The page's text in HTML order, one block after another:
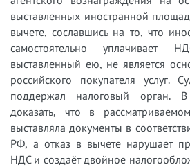
выставленных иностранной
вычете, сославшись на то, что
самостоятельно уплачивает
выставленный ею, не является
российского покупателя услуг.
поддержал налоговый орган.
доказать, что в
выставляла документы в
РФ, а отказ в вычете нарушает
НДС и создаёт двойное